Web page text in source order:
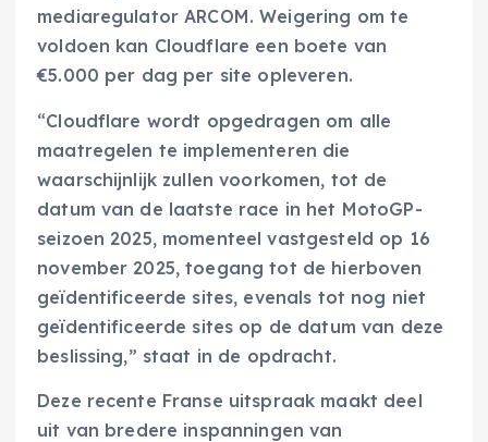
mediaregulator ARCOM. Weigering om te
voldoen kan Cloudflare een boete van
€5.000 per dag per site opleveren.
“Cloudflare wordt opgedragen om alle
maatregelen te implementeren die
waarschijnlijk zullen voorkomen, tot de
datum van de laatste race in het MotoGP-
seizoen 2025, momenteel vastgesteld op 16
november 2025, toegang tot de hierboven
geïdentificeerde sites, evenals tot nog niet
geïdentificeerde sites op de datum van deze
beslissing,” staat in de opdracht.
Deze recente Franse uitspraak maakt deel
uit van bredere inspanningen van